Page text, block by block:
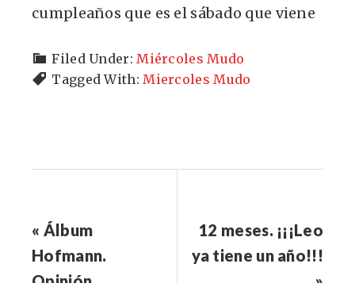
cumpleaños que es el sábado que viene
Filed Under:Miércoles Mudo
Tagged With:Miercoles Mudo
« Álbum
Hofmann.
12 meses. ¡¡¡Leo
ya tiene un año!!!